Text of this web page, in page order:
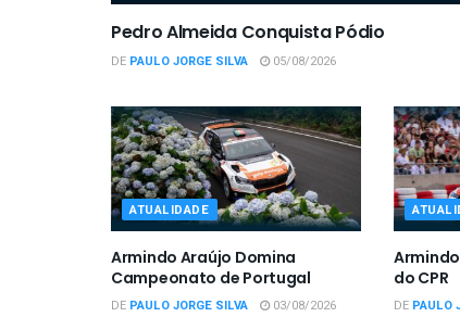
Pedro Almeida Conquista Pódio
DE PAULO JORGE SILVA 05/08/2026
ATUALIDADE
Armindo Araújo Domina
Campeonato de Portugal
DE PAULO JORGE SILVA 03/08/2026
do CPR
DE PAULO